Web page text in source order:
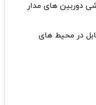
دوربین های مدار
در محیط های